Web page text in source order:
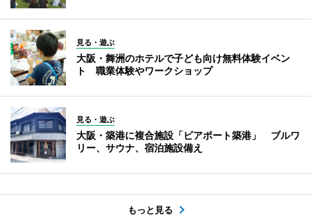
見る・遊ぶ
大阪・舞洲のホテルで子ども向け無料体験イベン
ト 職業体験やワークショップ
見る・遊ぶ
大阪・築港に複合施設「ビアポート築港」 ブルワ
リー、サウナ、宿泊施設備え
もっと見る